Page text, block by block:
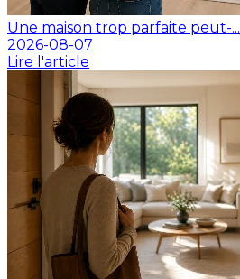
Une maison trop parfaite peut-...
2026-08-07
Lire l'article